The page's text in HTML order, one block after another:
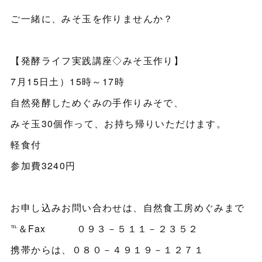
ご一緒に、みそ玉を作りませんか？
【発酵ライフ実践講座◇みそ玉作り】
7月15日土）15時～17時
自然発酵しためぐみの手作りみそで、
みそ玉30個作って、お持ち帰りいただけます。
軽食付
参加費3240円
お申し込みお問い合わせは、自然食工房めぐみまで
℡＆Fax ０９３－５１１－２３５２
携帯からは、０８０－４９１９－１２７１